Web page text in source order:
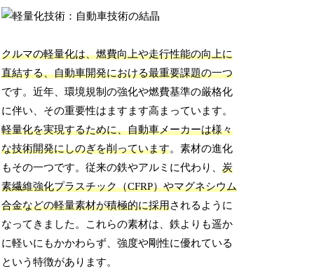
クルマの軽量化は、燃費向上や走行性能の向上に
直結する、自動車開発における最重要課題の一つ
です。近年、環境規制の強化や燃費基準の厳格化
に伴い、その重要性はますます高まっています。
軽量化を実現するために、自動車メーカーは様々
な技術開発にしのぎを削っています。素材の進化
もその一つです。従来の鉄やアルミに代わり、炭
素繊維強化プラスチック（CFRP）やマグネシウム
合金などの軽量素材が積極的に採用されるように
なってきました。これらの素材は、鉄よりも遥か
に軽いにもかかわらず、強度や剛性に優れている
という特徴があります。